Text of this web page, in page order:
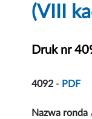
(VIII
Druk nr
4092 - PDF
Nazwa ronda